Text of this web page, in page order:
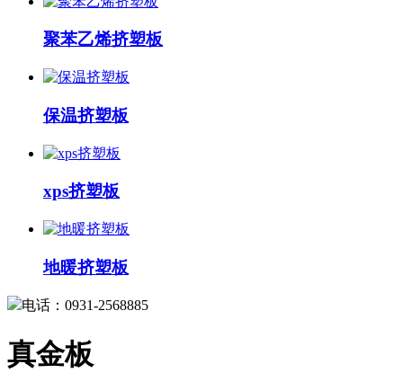
聚苯乙烯挤塑板
保温挤塑板
xps挤塑板
地暖挤塑板
电话：0931-2568885
真金板